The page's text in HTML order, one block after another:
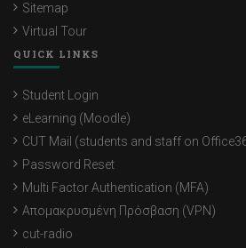
Sitemap
Virtual Tour
QUICK LINKS
Student Login
eLearning (Moodle)
CUT Mail (students and staff on
Password Reset
Multi Factor Authentication (MFA)
Απομακρυσμένη Πρόσβαση (VPN)
cut-radio